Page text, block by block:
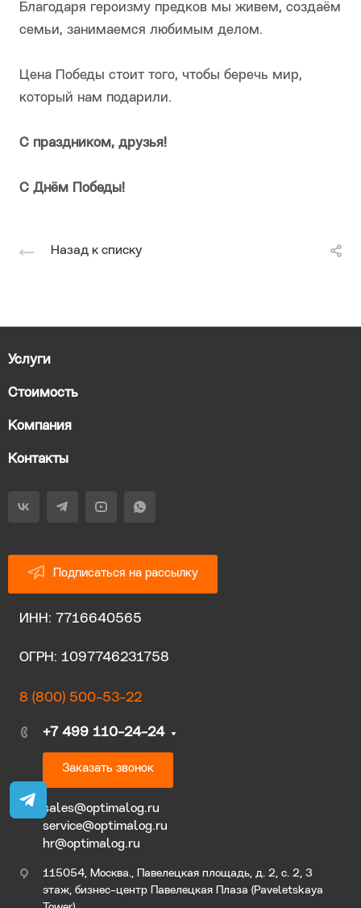
Благодаря героизму предков мы живем, создаём
семьи, занимаемся любимым делом.
Цена Победы стоит того, чтобы беречь мир,
который нам подарили.
С праздником, друзья!
С Днём Победы!
Назад к списку
Услуги
Стоимость
Компания
Контакты
Подписаться на рассылку
ИНН: 7716640565
ОГРН: 1097746231758
8 (800) 500-53-22
+7 499 110-24-24
Заказать звонок
sales@optimalog.ru
service@optimalog.ru
hr@optimalog.ru
115054, Москва., Павелецкая площадь, д. 2, с. 2, 3
этаж, бизнес-центр Павелецкая Плаза (Paveletskaya